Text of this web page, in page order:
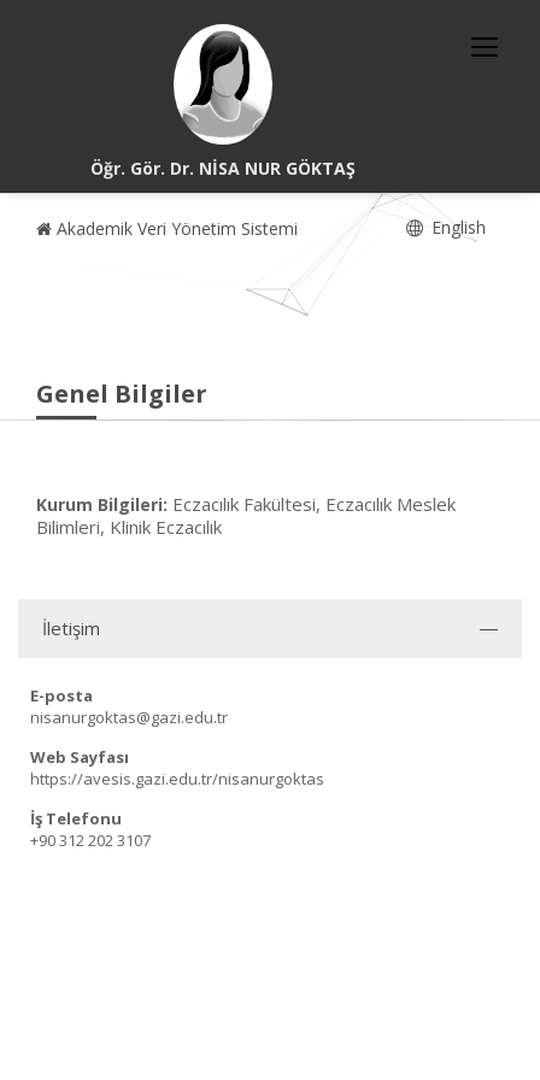
Öğr. Gör. Dr. NİSA NUR GÖKTAŞ
Akademik Veri Yönetim Sistemi English
Genel Bilgiler
Kurum Bilgileri: Eczacılık Fakültesi, Eczacılık Meslek
Bilimleri, Klinik Eczacılık
İletişim
E-posta
nisanurgoktas@gazi.edu.tr
Web Sayfası
https://avesis.gazi.edu.tr/nisanurgoktas
İş Telefonu
+90 312 202 3107